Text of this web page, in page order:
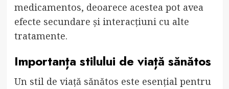
medicamentos, deoarece acestea pot avea
efecte secundare și interacțiuni cu alte
tratamente.
Importanța stilului de viață sănătos
Un stil de viață sănătos este esențial pentru